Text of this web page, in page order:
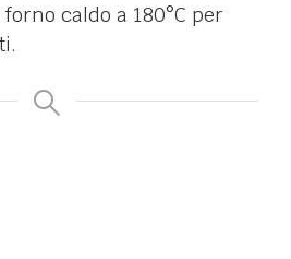
caldo a 180°C per